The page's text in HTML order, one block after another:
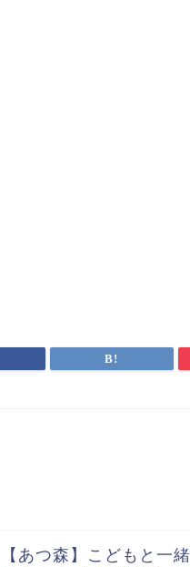
【あつ森】こどもと一